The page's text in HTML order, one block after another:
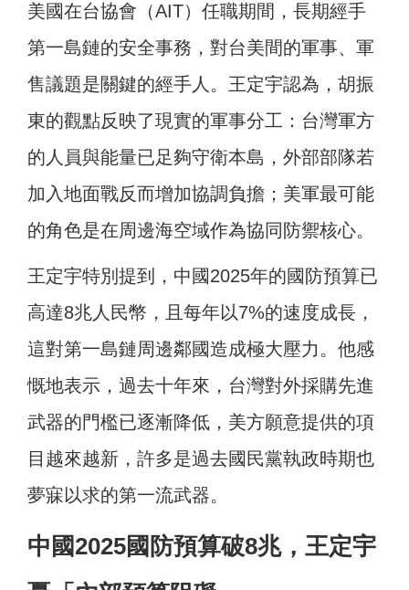
美國在台協會（AIT）任職期間，長期經手
第一島鏈的安全事務，對台美間的軍事、軍
售議題是關鍵的經手人。王定宇認為，胡振
東的觀點反映了現實的軍事分工：台灣軍方
的人員與能量已足夠守衛本島，外部部隊若
加入地面戰反而增加協調負擔；美軍最可能
的角色是在周邊海空域作為協同防禦核心。
王定宇特別提到，中國2025年的國防預算已
高達8兆人民幣，且每年以7%的速度成長，
這對第一島鏈周邊鄰國造成極大壓力。他感
慨地表示，過去十年來，台灣對外採購先進
武器的門檻已逐漸降低，美方願意提供的項
目越來越新，許多是過去國民黨執政時期也
夢寐以求的第一流武器。
中國2025國防預算破8兆，王定宇